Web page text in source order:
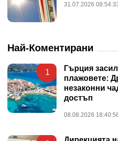
31.07.2026
Най-Коментирани
1
Гърция
плажовете:
незаконни
достъп
08.08.2026